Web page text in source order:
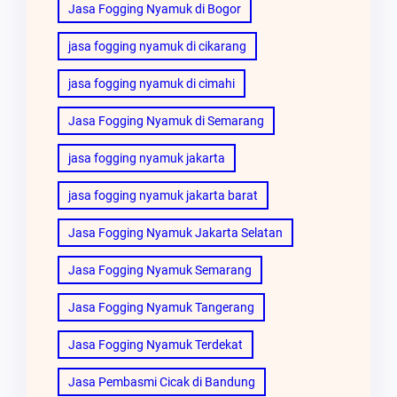
Jasa Fogging Nyamuk di Bogor
jasa fogging nyamuk di cikarang
jasa fogging nyamuk di cimahi
Jasa Fogging Nyamuk di Semarang
jasa fogging nyamuk jakarta
jasa fogging nyamuk jakarta barat
Jasa Fogging Nyamuk Jakarta Selatan
Jasa Fogging Nyamuk Semarang
Jasa Fogging Nyamuk Tangerang
Jasa Fogging Nyamuk Terdekat
Jasa Pembasmi Cicak di Bandung